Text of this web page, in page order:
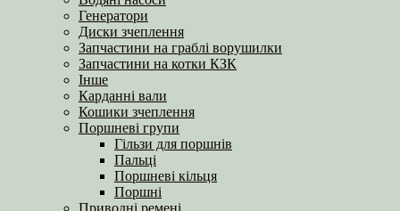
Генератори
Диски зчеплення
Запчастини на граблі ворушилки
Запчастини на котки КЗК
Інше
Карданні вали
Кошики зчеплення
Поршневі групи
Гільзи для поршнів
Пальці
Поршневі кільця
Поршні